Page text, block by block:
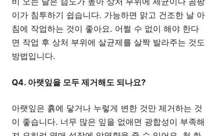
이가 침투하기 쉽습니다. 가능하면 맑고 건조한 날 아
침에 작업하는 것이 좋아요. 어쩔 수 없이 해야 한다
면 작업 후 상처 부위에 살균제를 살짝 발라주는 것도
방법입니다.
Q4. 아랫잎을 모두 제거해도 되나요?
아랫잎은 흙에 닿거나 누렇게 변한 것만 제거하는 것
이 좋습니다. 너무 많은 잎을 없애면 광합성이 부족해